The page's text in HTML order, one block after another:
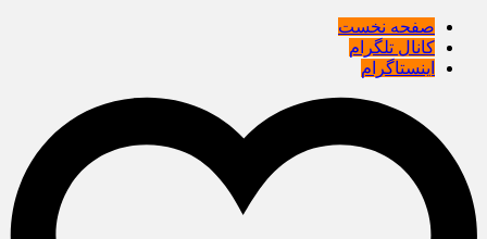
صفحه نخست
کانال تلگرام
اینستاگرام